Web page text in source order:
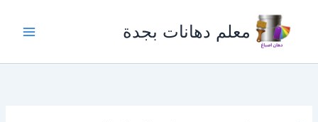
المحتوى
معلم دهانات بجدة